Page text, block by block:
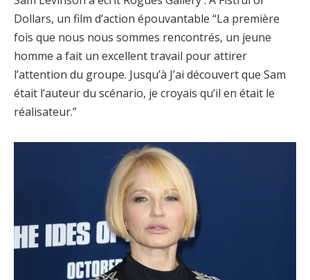
Dollars, un film d’action épouvantable “La première
fois que nous nous sommes rencontrés, un jeune
homme a fait un excellent travail pour attirer
l’attention du groupe. Jusqu’à J’ai découvert que Sam
était l’auteur du scénario, je croyais qu’il en était le
réalisateur.”